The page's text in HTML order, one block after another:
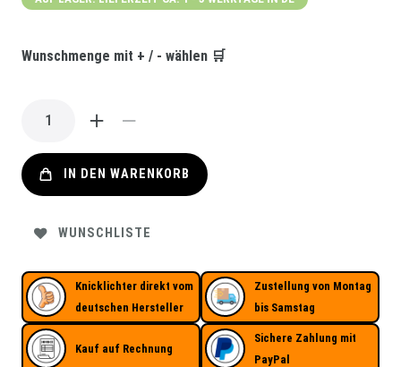
Wunschmenge mit + / - wählen 🛒
IN DEN WARENKORB
WUNSCHLISTE
Knicklichter direkt vom
deutschen Hersteller
Zustellung von Montag
bis Samstag
Kauf auf Rechnung
Sichere Zahlung mit
PayPal